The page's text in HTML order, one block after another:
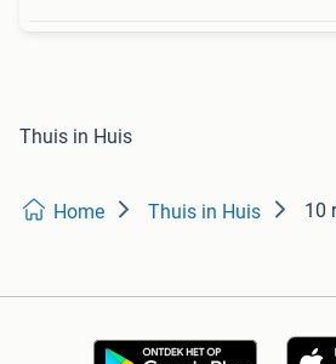
Thuis in Huis
Home Thuis in Huis 10